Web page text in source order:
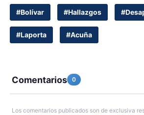
#Bolívar #Hallazgos
#Laporta #Acuña
Comentarios 0
Los comentarios publicados son de exclusiva